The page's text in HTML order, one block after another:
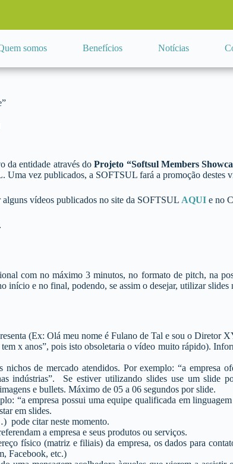
somos
Benefícios Notícias
da entidade através doProjeto “Softsul Members
vez publicados, a SOFTSUL fará a promoção destes
vídeos publicados no site da SOFTSUL AQUI e no
com no máximo 3 minutos, no formato de pitch, na
início e no final, podendo, se assim o desejar, utilizar
(Ex: Olá meu nome é Fulano de Tal e sou o Diretor
x anos”, pois isto obsoletaria o vídeo muito rápido).
de mercado atendidos. Por exemplo: “a empresa
indústrias”. Se estiver utilizando slides use um slide
e bullets. Máximo de 05 a 06 segundos por slide.
“a empresa possui uma equipe qualificada em
em slides.
pode citar neste momento.
a empresa e seus produtos ou serviços.
físico (matriz e filiais) da empresa, os dados para
Facebook, etc.)